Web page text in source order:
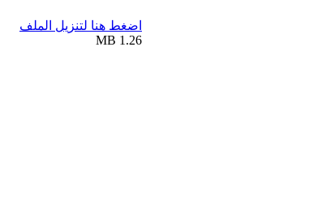
اضغط هنا لتنزيل الملف
1.26 MB